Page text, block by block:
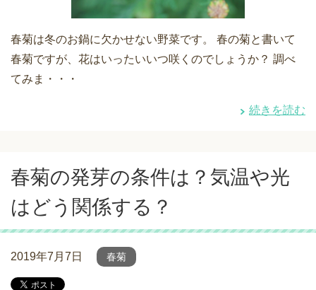
春菊は冬のお鍋に欠かせない野菜です。 春の菊と書いて
春菊ですが、花はいったいいつ咲くのでしょうか？ 調べ
てみま・・・
続きを読む
春菊の発芽の条件は？気温や光
はどう関係する？
2019年7月7日 春菊